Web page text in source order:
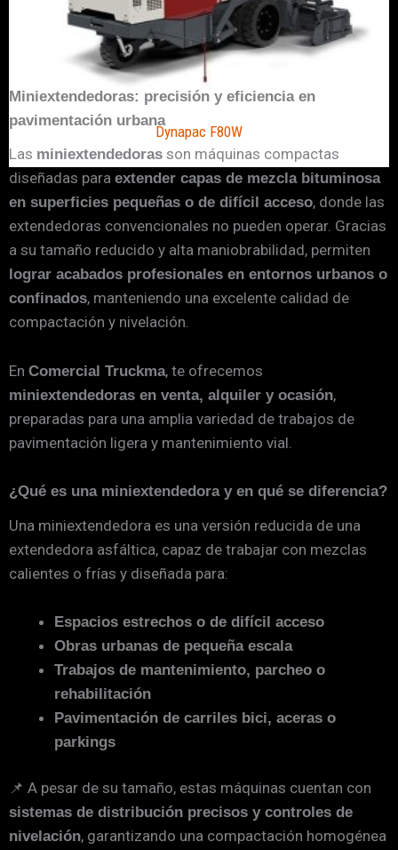
Dynapac F80W
Miniextendedoras: precisión y eficiencia en
pavimentación urbana
Las miniextendedoras son máquinas compactas
diseñadas para extender capas de mezcla bituminosa
en superficies pequeñas o de difícil acceso, donde las
extendedoras convencionales no pueden operar. Gracias
a su tamaño reducido y alta maniobrabilidad, permiten
lograr acabados profesionales en entornos urbanos o
confinados, manteniendo una excelente calidad de
compactación y nivelación.
En Comercial Truckma, te ofrecemos
miniextendedoras en venta, alquiler y ocasión,
preparadas para una amplia variedad de trabajos de
pavimentación ligera y mantenimiento vial.
¿Qué es una miniextendedora y en qué se diferencia?
Una miniextendedora es una versión reducida de una
extendedora asfáltica, capaz de trabajar con mezclas
calientes o frías y diseñada para:
Espacios estrechos o de difícil acceso
Obras urbanas de pequeña escala
Trabajos de mantenimiento, parcheo o
rehabilitación
Pavimentación de carriles bici, aceras o
parkings
📌 A pesar de su tamaño, estas máquinas cuentan con
sistemas de distribución precisos y controles de
nivelación, garantizando una compactación homogénea